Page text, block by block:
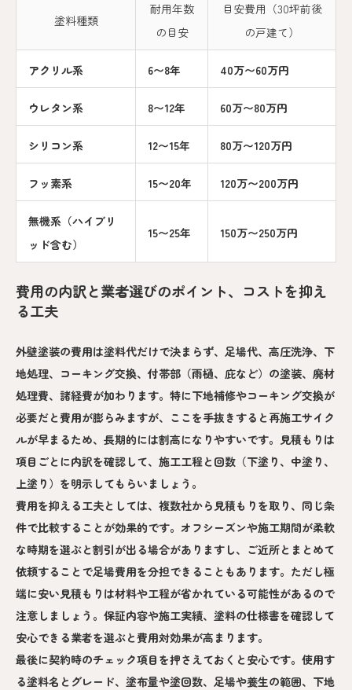
塗料種類
耐用年数
の目安
目安費用（30坪前後
の戸建て）
アクリル系 6〜8年 40万〜60万円
ウレタン系 8〜12年 60万〜80万円
シリコン系 12〜15年 80万〜120万円
フッ素系 15〜20年 120万〜200万円
無機系（ハイブリ
ッド含む）
15〜25年 150万〜250万円
費用の内訳と業者選びのポイント、コストを抑え
る工夫
外壁塗装の費用は塗料代だけで決まらず、足場代、高圧洗浄、下
地処理、コーキング交換、付帯部（雨樋、庇など）の塗装、廃材
処理費、諸経費が加わります。特に下地補修やコーキング交換が
必要だと費用が膨らみますが、ここを手抜きすると再施工サイク
ルが早まるため、長期的には割高になりやすいです。見積もりは
項目ごとに内訳を確認して、施工工程と回数（下塗り、中塗り、
上塗り）を明示してもらいましょう。
費用を抑える工夫としては、複数社から見積もりを取り、同じ条
件で比較することが効果的です。オフシーズンや施工期間が柔軟
な時期を選ぶと割引が出る場合がありますし、ご近所とまとめて
依頼することで足場費用を分担できることもあります。ただし極
端に安い見積もりは材料や工程が省かれている可能性があるので
注意しましょう。保証内容や施工実績、塗料の仕様書を確認して
安心できる業者を選ぶと費用対効果が高まります。
最後に契約時のチェック項目を押さえておくと安心です。使用す
る塗料名とグレード、塗布量や塗回数、足場や養生の範囲、下地